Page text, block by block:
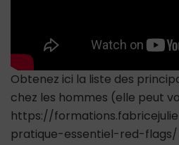
Obtenez ici la liste des
chez les hommes (elle peut
https://
pratique-essentiel-red-flags/